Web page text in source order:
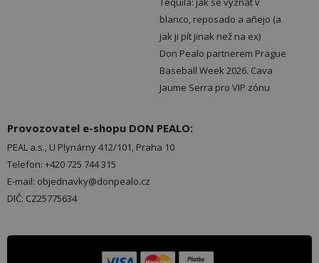
blanco, reposado a añejo (a
jak ji pít jinak než na ex)
Don Pealo partnerem Prague
Baseball Week 2026. Cava
Jaume Serra pro VIP zónu
Provozovatel e-shopu DON PEALO:
PEAL a.s., U Plynárny 412/101, Praha 10
Telefon: +420 725 744 315
E-mail: objednavky@donpealo.cz
DIČ: CZ25775634